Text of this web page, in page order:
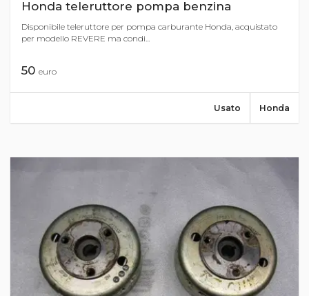
Honda teleruttore pompa benzina
Disponibile teleruttore per pompa carburante Honda, acquistato
per modello REVERE ma condi...
50 euro
Honda
Usato